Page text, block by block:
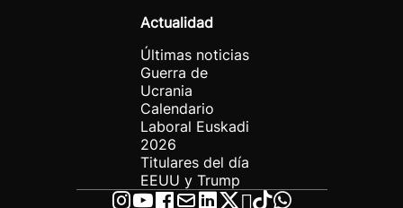
Actualidad
Últimas noticias
Guerra de
Ucrania
Calendario
Laboral Euskadi
2026
Titulares del día
EEUU y Trump